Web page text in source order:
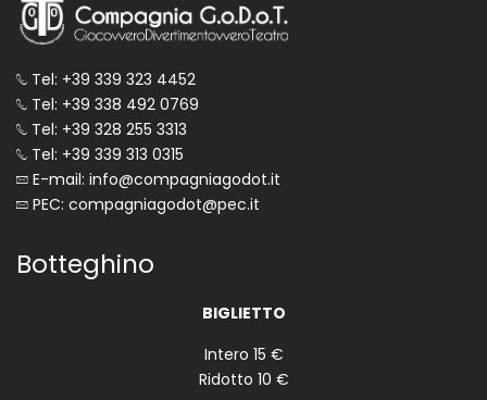
Tel: +39 339 323 4452
Tel: +39 338 492 0769
Tel: +39 328 255 3313
Tel: +39 339 313 0315
E-mail: info@compagniagodot.it
PEC: compagniagodot@pec.it
Botteghino
BIGLIETTO
Intero 15 €
Ridotto 10 €